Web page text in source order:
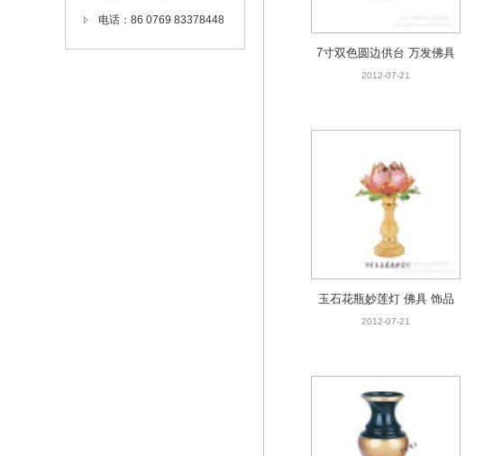
电话：86 0769 83378448
7寸双色圆边供台 万发佛具
供具 拜神用具 居家饰品 佛
2012-07-21
玉石花瓶妙莲灯 佛具 饰品
拜神用具 铜工艺品 佛具批发
2012-07-21